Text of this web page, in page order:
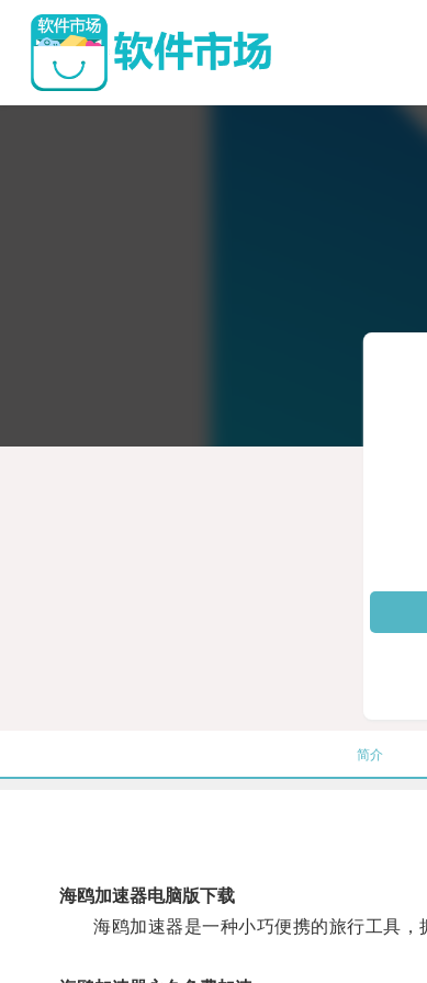
简介
海鸥加速器电脑版下载
海鸥加速器是一种小巧便携的旅行工具，